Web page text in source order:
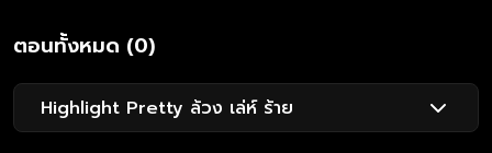
ตอนทั้งหมด (0)
Highlight Pretty ล้วง เล่ห์ ร้าย